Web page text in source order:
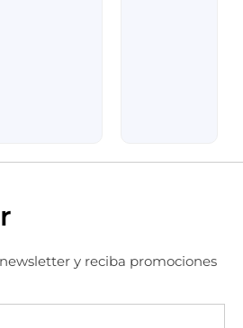
y reciba promociones